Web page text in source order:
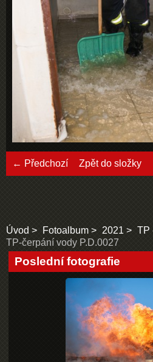
← Předchozí Zpět do složky
Úvod Fotoalbum 2021
TP
TP-čerpání vody P.D.0027
Poslední fotografie